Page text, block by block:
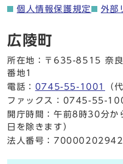
個人情報保護規定
外部
広陵町
所在地：〒635-8515 奈
番地1
電話： 0745-55-1001
（
ファックス：0745-55-
開庁時間：午前8時30分
日を除きます）
法人番号：